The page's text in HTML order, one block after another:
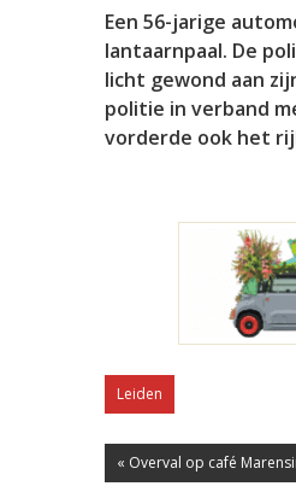
Inklappen
Een 56-jarige
lantaarnpaal. De
licht gewond aan
politie in verband
vorderde ook het
Leiden
« Overval op café